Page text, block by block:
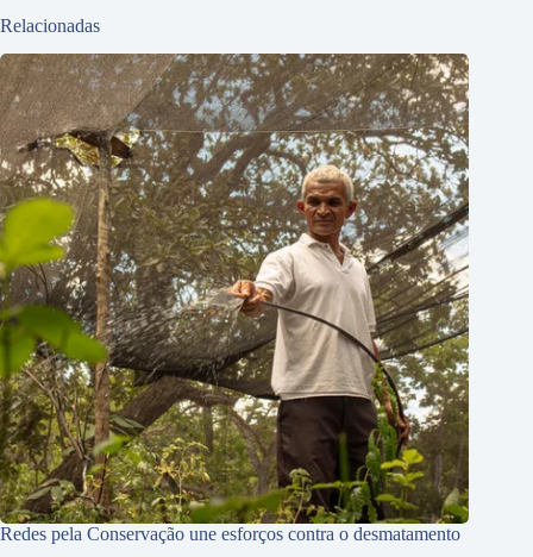
Relacionadas
Redes pela Conservação une esforços contra o desmatamento